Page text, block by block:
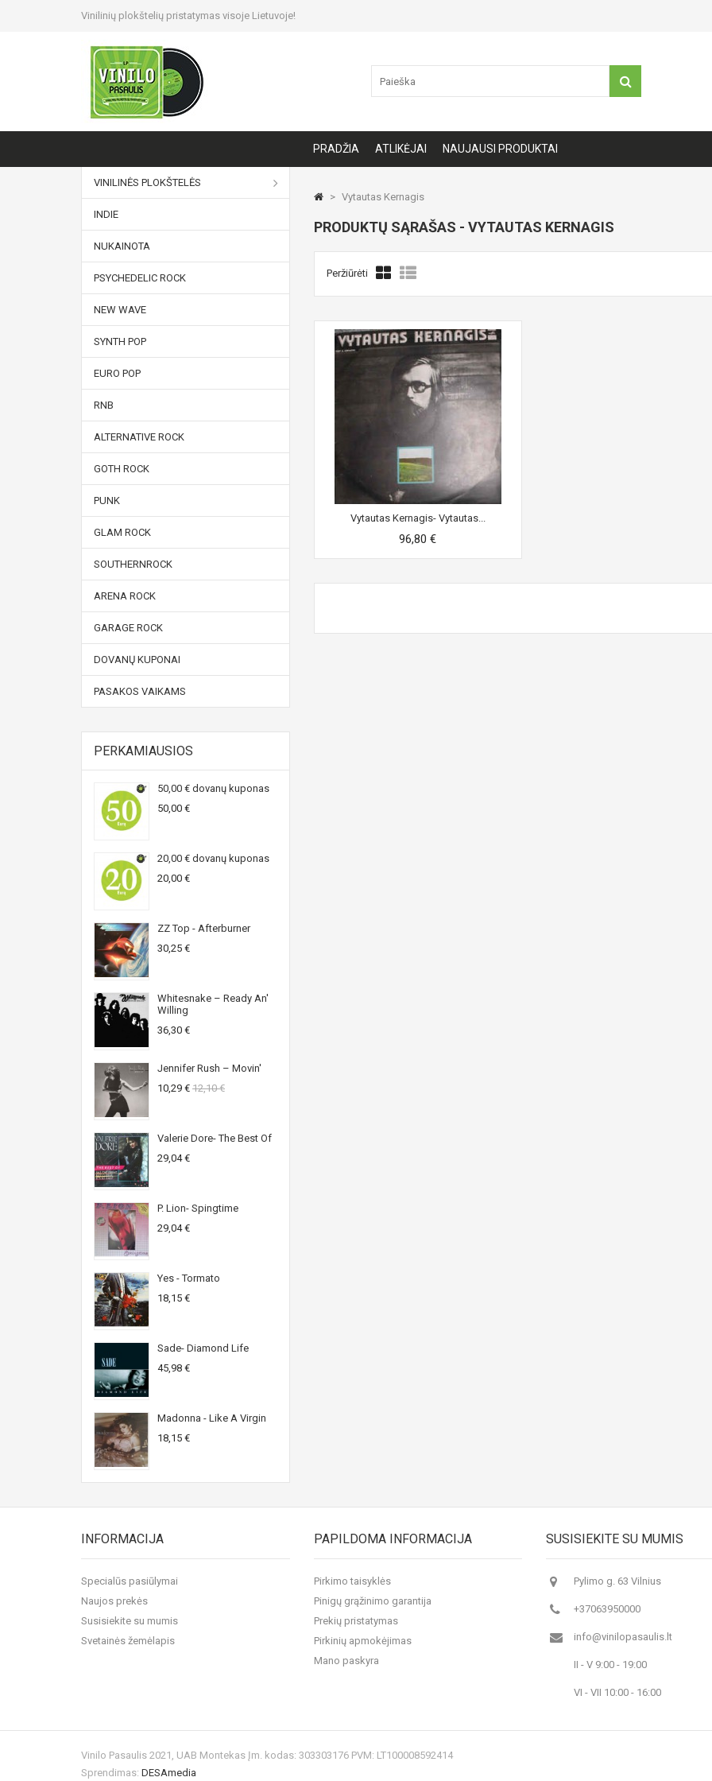
Vinilinių plokštelių pristatymas visoje Lietuvoje!
PRADŽIA ATLIKĖJAI NAUJAUSI PRODUKTAI
VINILINĖS PLOKŠTELĖS
INDIE
NUKAINOTA
PSYCHEDELIC ROCK
NEW WAVE
SYNTH POP
EURO POP
RNB
ALTERNATIVE ROCK
GOTH ROCK
PUNK
GLAM ROCK
SOUTHERNROCK
ARENA ROCK
GARAGE ROCK
DOVANŲ KUPONAI
PASAKOS VAIKAMS
PERKAMIAUSIOS
50,00 € dovanų kuponas
50,00 €
20,00 € dovanų kuponas
20,00 €
ZZ Top - Afterburner
30,25 €
Whitesnake ‎– Ready An'
Willing
36,30 €
Jennifer Rush ‎– Movin'
10,29 € 12,10 €
Valerie Dore- The Best Of
29,04 €
P. Lion- Spingtime
29,04 €
Yes - Tormato
18,15 €
Sade- Diamond Life
45,98 €
Madonna - Like A Virgin
18,15 €
> Vytautas Kernagis
PRODUKTŲ SĄRAŠAS - VYTAUTAS KERNAGIS
Peržiūrėti
Vytautas Kernagis- Vytautas...
96,80 €
INFORMACIJA
Specialūs pasiūlymai
Naujos prekės
Susisiekite su mumis
Svetainės žemėlapis
PAPILDOMA INFORMACIJA
Pirkimo taisyklės
Pinigų grąžinimo garantija
Prekių pristatymas
Pirkinių apmokėjimas
Mano paskyra
SUSISIEKITE SU MUMIS
Pylimo g. 63 Vilnius
+37063950000
info@vinilopasaulis.lt
II - V 9:00 - 19:00
VI - VII 10:00 - 16:00
Vinilo Pasaulis 2021, UAB Montekas Įm. kodas: 303303176 PVM: LT100008592414
Sprendimas: DESAmedia